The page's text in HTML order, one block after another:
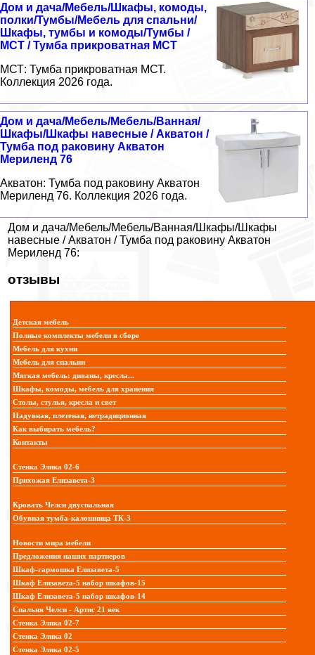
Дом и дача/Мебель/Шкафы, комоды,
полки/Тумбы/Мебель для спальни/
Шкафы, тумбы и комоды/Тумбы /
МСТ / Тумба прикроватная МСТ
МСТ: Тумба прикроватная МСТ.
Коллекция 2026 года.
Дом и дача/Мебель/Мебель/Ванная/
Шкафы/Шкафы навесные / Акватон /
Тумба под раковину Акватон
Мериленд 76
Акватон: Тумба под раковину Акватон
Мериленд 76. Коллекция 2026 года.
Дом и дача/Мебель/Мебель/Ванная/Шкафы/Шкафы
навесные / Акватон / Тумба под раковину Акватон
Мериленд 76:
отзывы
Детская мебель
Полные комплекты мебели в сборе
Мебель для кухни
Мебель для спальни
Мягкая мебель: диваны, кресла...
Шкафы, комоды, мебель для хранения
Столы, стулья, кресла и свет
Надувная, плетеная, нетрадиционная
Как выбирать мебель?
Контакты
Стенка Элика 02-6
Прихожая Елизавета-3
Кровать Челси двуспальная
Обувная тумба-калошница ТК-3
Новости мира мебели
Предложения наших партнеров
Шкаф-гармошка Елизавета-5
Шкаф Елизавета-5 набор шкафов-15
Шкаф Елизавета-5 набор шкафов-14
Спальня Челси - Артис 21 век
Стенка Элика 02-7
Стенка Элика 02
Стенка Элика 02-5